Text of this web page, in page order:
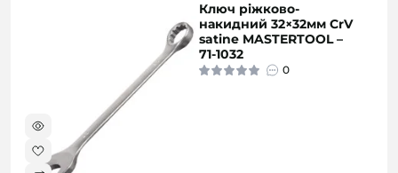
Ключ ріжково-
накидний 32×32мм CrV
satine MASTERTOOL –
71-1032
0